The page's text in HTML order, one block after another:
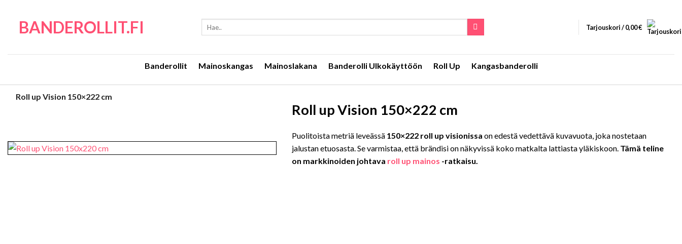
contentBANDEROLLIT.FI Tarjouskori /0,00€
Banderollit Mainoskangas Mainoslakana Banderolli Ulkokäyttöön Roll Up Kangasbanderolli
Roll up Vision 150×222 cm
Roll up Vision 150×222 cm
Puolitoista metriä leveässä 150×222 roll up visionissa on edestä vedettävä kuvavuota, joka nostetaan
jalustan etuosasta. Se varmistaa, että brändisi on näkyvissä koko matkalta lattiasta yläkiskoon. Tämä teline
on markkinoiden johtava roll up mainos -ratkaisu.